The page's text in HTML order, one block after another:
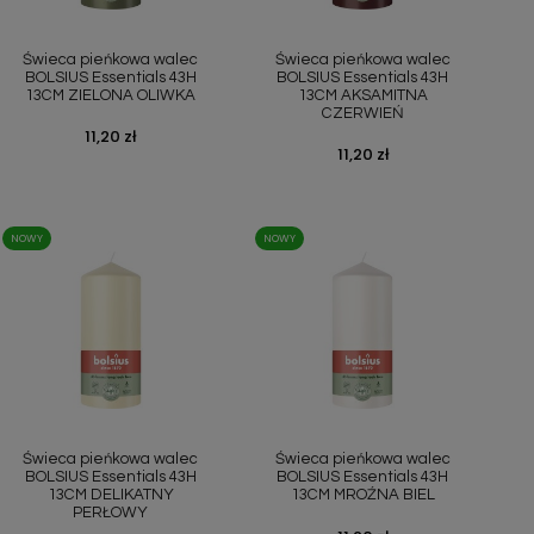
Świeca pieńkowa walec
BOLSIUS Essentials 43H
13CM ZIELONA OLIWKA
Cena
11,20 zł
Świeca pieńkowa walec
BOLSIUS Essentials 43H
13CM AKSAMITNA
CZERWIEŃ
Cena
11,20 zł
Świeca pieńkowa walec
BOLSIUS Essentials 43H
13CM DELIKATNY
PERŁOWY
NOWY
Świeca pieńkowa walec
BOLSIUS Essentials 43H
13CM MROŹNA BIEL
NOWY